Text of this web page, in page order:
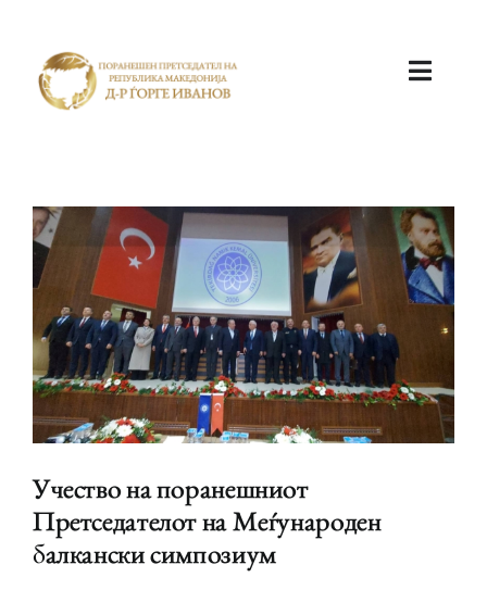
КАБИНЕТ
Учество на поранешниот
Претседателот на Меѓународен
балкански симпозиум